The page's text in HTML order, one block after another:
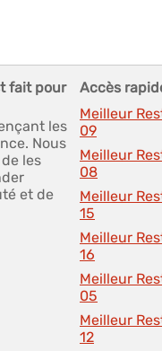
fait pour
les
Nous
les
et de
Accès
Meilleur
09
Meilleur
08
Meilleur
15
Meilleur
16
Meilleur
05
Meilleur
12